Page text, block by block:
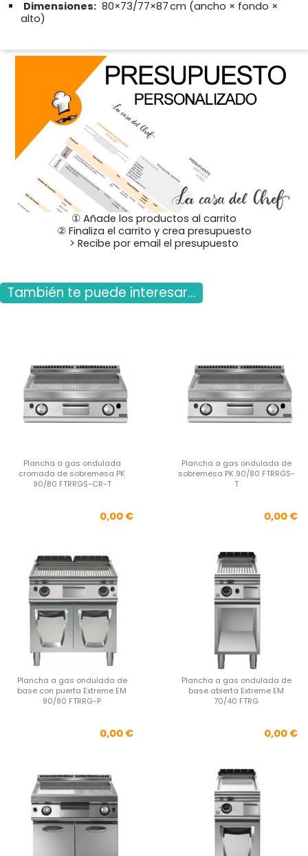
Dimensiones: 80×73/77×87 cm (ancho × fondo ×
alto)
① Añade los productos al carrito
② Finaliza el carrito y crea presupuesto
> Recibe por email el presupuesto
También te puede interesar...
Plancha a gas ondulada
cromada de sobremesa PK
90/80 FTRRGS-CR-T
Precio
0,00 €
Plancha a gas ondulada de
sobremesa PK 90/80 FTRRGS-
T
0,00 €
Plancha a gas ondulada de
base con puerta Extreme EM
90/80 FTRRG-P
Precio
0,00 €
Plancha a gas ondulada de
base abierta Extreme EM
70/40 FTRG
0,00 €